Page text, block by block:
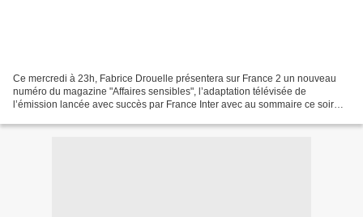
Ce mercredi à 23h, Fabrice Drouelle présentera sur France 2 un nouveau
numéro du magazine "Affaires sensibles", l’adaptation télévisée de
l’émission lancée avec succès par France Inter avec au sommaire ce soir